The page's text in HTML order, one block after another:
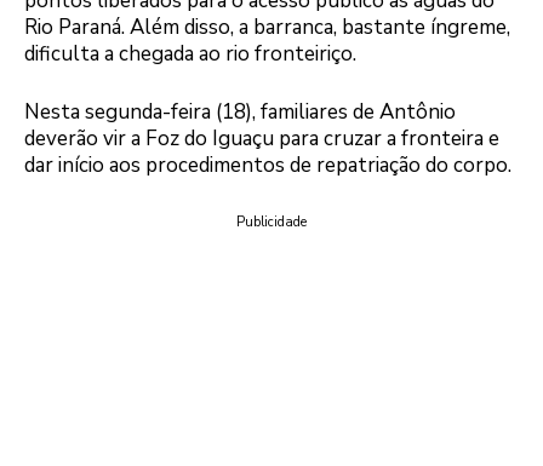
Rio Paraná. Além disso, a barranca, bastante íngreme,
dificulta a chegada ao rio fronteiriço.
Nesta segunda-feira (18), familiares de Antônio
deverão vir a Foz do Iguaçu para cruzar a fronteira e
dar início aos procedimentos de repatriação do corpo.
Publicidade